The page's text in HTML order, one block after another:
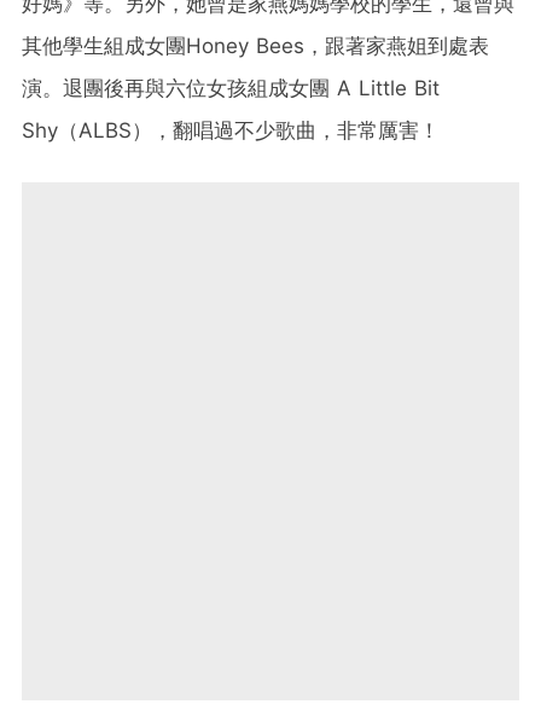
其他學生組成女團Honey Bees，跟著家燕姐到處表
演。退團後再與六位女孩組成女團 A Little Bit
Shy（ALBS），翻唱過不少歌曲，非常厲害！